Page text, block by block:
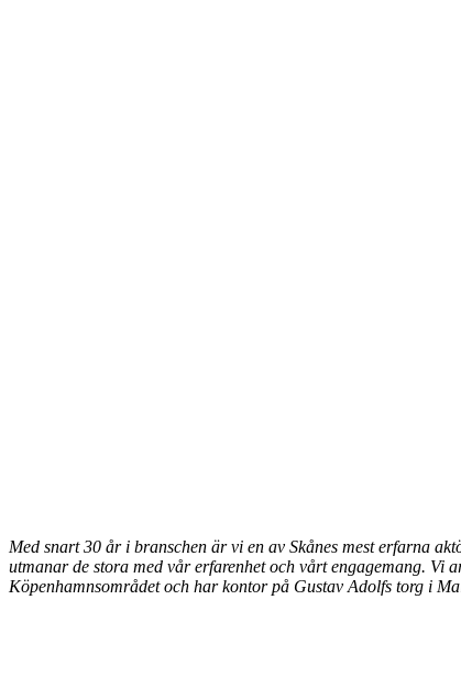
Med snart 30 år i branschen är vi en av Skånes mest erfarna
utmanar de stora med vår erfarenhet och vårt engagemang. Vi
Köpenhamnsområdet och har kontor på Gustav Adolfs torg i